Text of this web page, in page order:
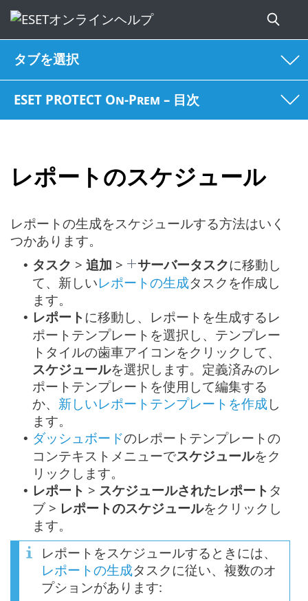
タブを選択
ESET PROTECT On-Prem – 目次
レポートのスケジュール
レポートの生成をスケジュールする方法はいく
つかあります。
• タスク > 追加 > サーバータスクに移動し
て、新しいレポートの生成タスクを作成し
ます。
• レポートに移動し、レポートを生成するレ
ポートテンプレートを選択し、テンプレー
トタイルの歯車アイコンをクリックして、
スケジュールを選択します。定義済みのレ
ポートテンプレートを使用して編集する
か、 新しいレポートテンプレートを作成し
ます。
• ダッシュボードのレポートテンプレートの
コンテキストメニューでスケジュールをク
リックします。
• レポート > スケジュールされたレポート タ
ブ > レポートのスケジュールをクリックし
ます。
レポートをスケジュールするときには、
レポートの生成タスクに従い、複数のオ
プションがあります: